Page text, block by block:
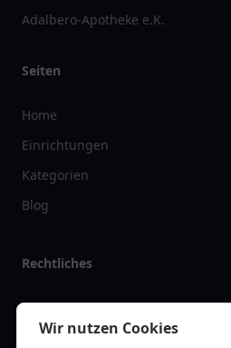
Adalbero-Apotheke e.K.
Seiten
Home
Einrichtungen
Kategorien
Blog
Rechtliches
Impressum
Datenschutz
Wir nutzen Cookies